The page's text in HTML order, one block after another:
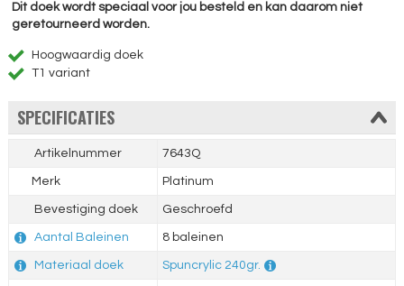
Dit doekwordt speciaal voor jou besteld en kan daarom niet
geretourneerd worden.
Hoogwaardig doek
T1 variant
SPECIFICATIES
Artikelnummer 7643Q
Merk Platinum
Bevestiging doek Geschroefd
Aantal Baleinen 8 baleinen
Materiaal doek Spuncrylic 240gr.